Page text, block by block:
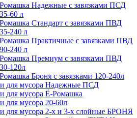
Ромашка Надежные с завязками ПСД
35-60 л
Ромашка Стандарт с завязками ПВД
35-240 л
Ромашка Практичные с завязками ПВД
90-240 л
Ромашка Премиум с завязками ПВД
30-120л
Ромашка Броня с завязками 120-240л
для мусора Надежные ПСД
для мусора Ё-Ромашка
для мусора 20-60л
для мусора 2-х и 3-х слойные БРОНЯ